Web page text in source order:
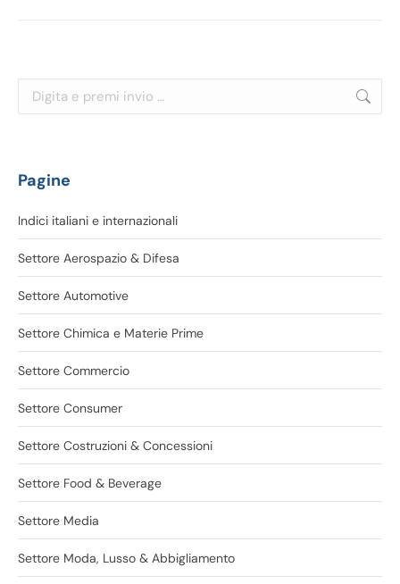
Cerca:
Pagine
Indici italiani e internazionali
Settore Aerospazio & Difesa
Settore Automotive
Settore Chimica e Materie Prime
Settore Commercio
Settore Consumer
Settore Costruzioni & Concessioni
Settore Food & Beverage
Settore Media
Settore Moda, Lusso & Abbigliamento